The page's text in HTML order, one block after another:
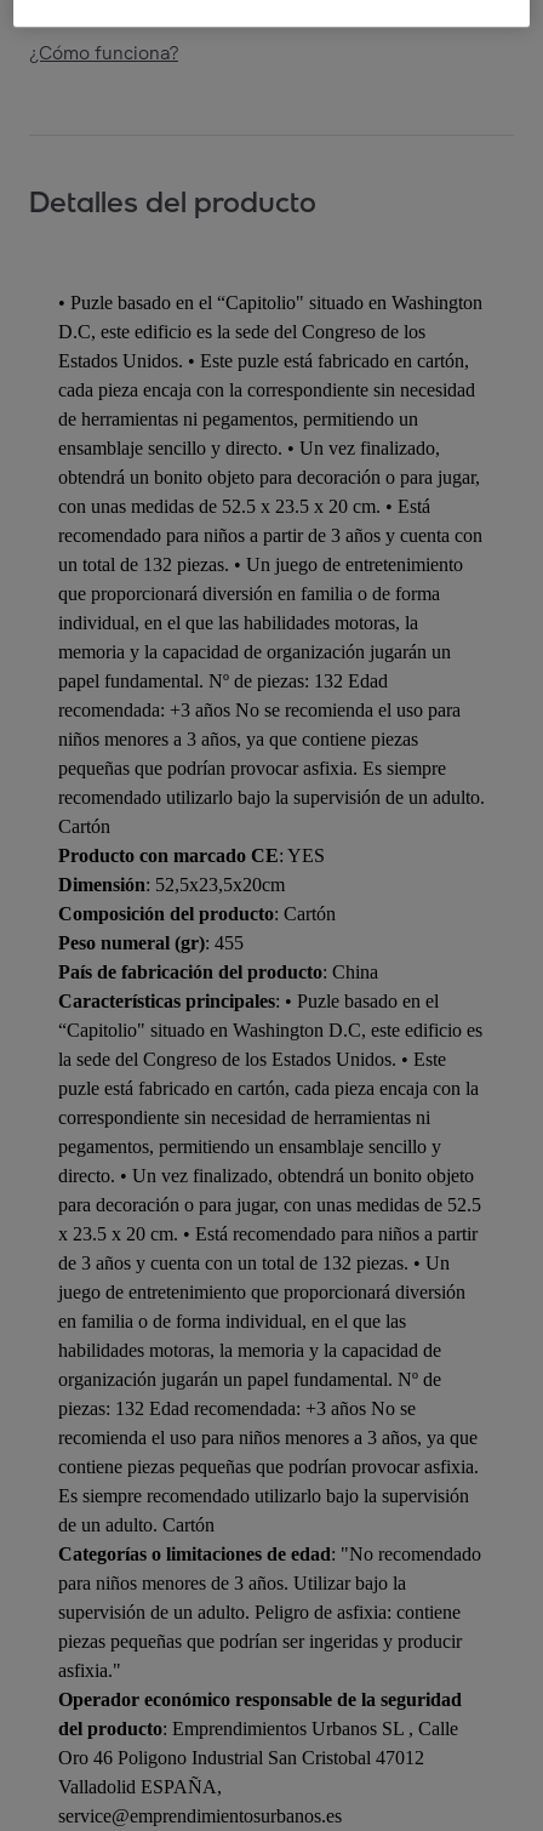
¿Cómo funciona?
Detalles del producto
• Puzle basado en el “Capitolio" situado en Washington
D.C, este edificio es la sede del Congreso de los
Estados Unidos. • Este puzle está fabricado en cartón,
cada pieza encaja con la correspondiente sin necesidad
de herramientas ni pegamentos, permitiendo un
ensamblaje sencillo y directo. • Un vez finalizado,
obtendrá un bonito objeto para decoración o para jugar,
con unas medidas de 52.5 x 23.5 x 20 cm. • Está
recomendado para niños a partir de 3 años y cuenta con
un total de 132 piezas. • Un juego de entretenimiento
que proporcionará diversión en familia o de forma
individual, en el que las habilidades motoras, la
memoria y la capacidad de organización jugarán un
papel fundamental. Nº de piezas: 132 Edad
recomendada: +3 años No se recomienda el uso para
niños menores a 3 años, ya que contiene piezas
pequeñas que podrían provocar asfixia. Es siempre
recomendado utilizarlo bajo la supervisión de un adulto.
Cartón
Producto con marcado CE: YES
Dimensión: 52,5x23,5x20cm
Composición del producto: Cartón
Peso numeral (gr): 455
País de fabricación del producto: China
Características principales: • Puzle basado en el
“Capitolio" situado en Washington D.C, este edificio es
la sede del Congreso de los Estados Unidos. • Este
puzle está fabricado en cartón, cada pieza encaja con la
correspondiente sin necesidad de herramientas ni
pegamentos, permitiendo un ensamblaje sencillo y
directo. • Un vez finalizado, obtendrá un bonito objeto
para decoración o para jugar, con unas medidas de 52.5
x 23.5 x 20 cm. • Está recomendado para niños a partir
de 3 años y cuenta con un total de 132 piezas. • Un
juego de entretenimiento que proporcionará diversión
en familia o de forma individual, en el que las
habilidades motoras, la memoria y la capacidad de
organización jugarán un papel fundamental. Nº de
piezas: 132 Edad recomendada: +3 años No se
recomienda el uso para niños menores a 3 años, ya que
contiene piezas pequeñas que podrían provocar asfixia.
Es siempre recomendado utilizarlo bajo la supervisión
de un adulto. Cartón
Categorías o limitaciones de edad: "No recomendado
para niños menores de 3 años. Utilizar bajo la
supervisión de un adulto. Peligro de asfixia: contiene
piezas pequeñas que podrían ser ingeridas y producir
asfixia."
Operador económico responsable de la seguridad
del producto: Emprendimientos Urbanos SL , Calle
Oro 46 Poligono Industrial San Cristobal 47012
Valladolid ESPAÑA,
service@emprendimientosurbanos.es